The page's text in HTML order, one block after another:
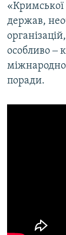
держав,
особливо ‒
поради.